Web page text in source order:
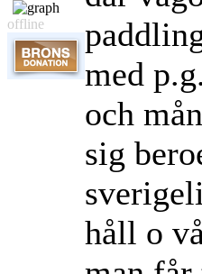
offline
med
och
sig
håll o